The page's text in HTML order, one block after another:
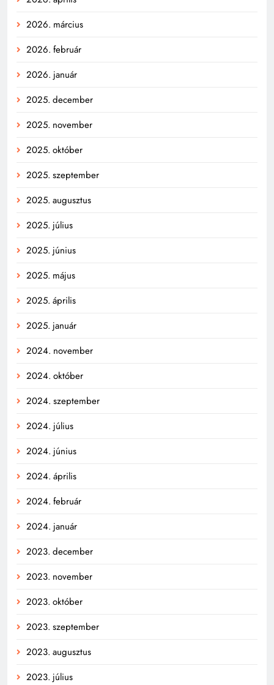
2026. március
2026. február
2026. január
2025. december
2025. november
2025. október
2025. szeptember
2025. augusztus
2025. július
2025. június
2025. május
2025. április
2025. január
2024. november
2024. október
2024. szeptember
2024. július
2024. június
2024. április
2024. február
2024. január
2023. december
2023. november
2023. október
2023. szeptember
2023. augusztus
2023. július